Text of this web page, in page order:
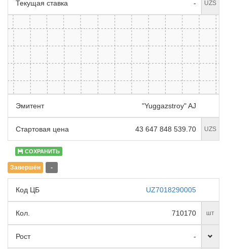
Текущая ставка - UZS
Эмитент "Yuggazstroy" AJ
Стартовая цена 43 647 848 539.70 UZS
СОХРАНИТЬ
Завершён -
Код ЦБ UZ7018290005
Кол. 710170 шт
Рост -